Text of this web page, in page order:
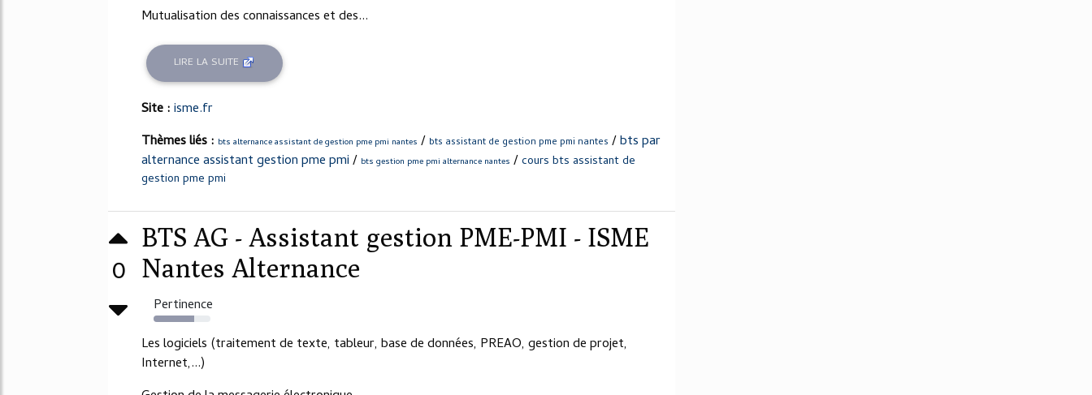
Mutualisation des connaissances et des...
LIRE LA SUITE
Site :isme.fr
Thèmes liés : bts alternance assistant de gestion pme pmi nantes / bts assistant de gestion pme pmi nantes /bts par
alternance assistant gestion pme pmi/ bts gestion pme pmi alternance nantes /cours bts assistant de
gestion pme pmi
0
BTS AG - Assistant gestion PME-PMI - ISME
Nantes Alternance
Pertinence
71%
Les logiciels (traitement de texte, tableur, base de données, PREAO, gestion de projet,
Internet,...)